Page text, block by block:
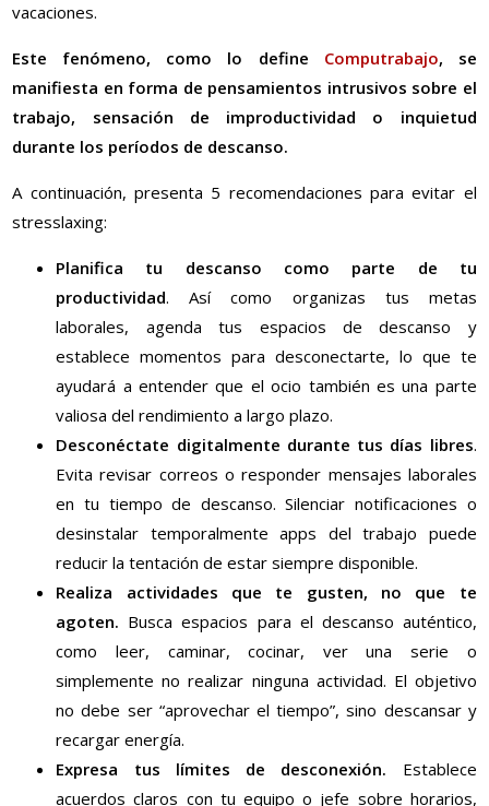
vacaciones.
Este fenómeno, como lo define Computrabajo, se
manifiesta en forma de pensamientos intrusivos sobre el
trabajo, sensación de improductividad o inquietud
durante los períodos de descanso.
A continuación, presenta 5 recomendaciones para evitar el
stresslaxing:
Planifica tu descanso como parte de tu
productividad. Así como organizas tus metas
laborales, agenda tus espacios de descanso y
establece momentos para desconectarte, lo que te
ayudará a entender que el ocio también es una parte
valiosa del rendimiento a largo plazo.
Desconéctate digitalmente durante tus días libres.
Evita revisar correos o responder mensajes laborales
en tu tiempo de descanso. Silenciar notificaciones o
desinstalar temporalmente apps del trabajo puede
reducir la tentación de estar siempre disponible.
Realiza actividades que te gusten, no que te
agoten. Busca espacios para el descanso auténtico,
como leer, caminar, cocinar, ver una serie o
simplemente no realizar ninguna actividad. El objetivo
no debe ser “aprovechar el tiempo”, sino descansar y
recargar energía.
Expresa tus límites de desconexión. Establece
acuerdos claros con tu equipo o jefe sobre horarios,